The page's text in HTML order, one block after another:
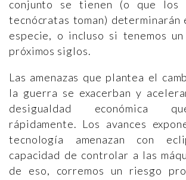
conjunto se tienen (o que los
tecnócratas toman)
especie, o incluso si tenemos
próximos siglos.
Las amenazas que plantea el
la guerra se exacerban y
desigualdad económica
rápidamente. Los avances
tecnología amenazan con
capacidad de controlar a las
de eso, corremos un riesgo